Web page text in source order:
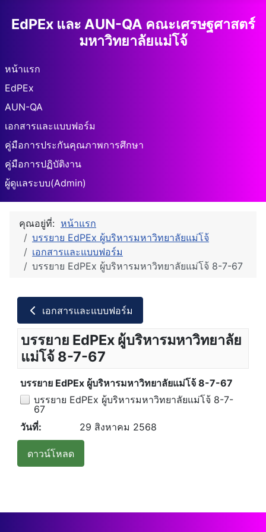
EdPEx และ AUN-QA คณะเศรษฐศาสตร์
มหาวิทยาลัยแม่โจ้
หน้าแรก
EdPEx
AUN-QA
เอกสารและแบบฟอร์ม
คู่มือการประกันคุณภาพการศึกษา
คู่มือการปฏิบัติงาน
ผู้ดูแลระบบ(Admin)
คุณอยู่ที่: หน้าแรก
บรรยาย EdPEx ผู้บริหารมหาวิทยาลัยแม่โจ้
เอกสารและแบบฟอร์ม
บรรยาย EdPEx ผู้บริหารมหาวิทยาลัยแม่โจ้ 8-7-67
เอกสารและแบบฟอร์ม
บรรยาย EdPEx ผู้บริหารมหาวิทยาลัย
แม่โจ้ 8-7-67
บรรยาย EdPEx ผู้บริหารมหาวิทยาลัยแม่โจ้ 8-7-67
บรรยาย EdPEx ผู้บริหารมหาวิทยาลัยแม่โจ้ 8-7-
67
วันที่:
29 สิงหาคม 2568